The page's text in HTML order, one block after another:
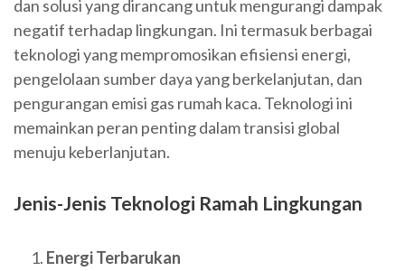
dan solusi yang dirancang untuk mengurangi dampak
negatif terhadap lingkungan. Ini termasuk berbagai
teknologi yang mempromosikan efisiensi energi,
pengelolaan sumber daya yang berkelanjutan, dan
pengurangan emisi gas rumah kaca. Teknologi ini
memainkan peran penting dalam transisi global
menuju keberlanjutan.
Jenis-Jenis Teknologi Ramah Lingkungan
Energi Terbarukan